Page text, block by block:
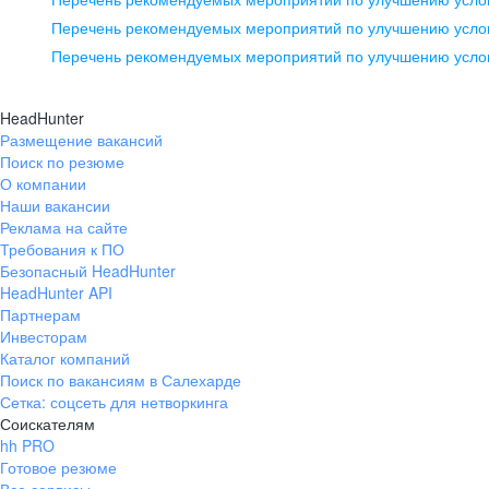
pr@ural.hh.ru
помещение 21
+7 383 207-94-64
pr@nsk.hh.ru
Перечень рекомендуемых мероприятий по улучшению
Перечень рекомендуемых мероприятий по улучшению
HeadHunter
Размещение вакансий
Поиск по резюме
О компании
Наши вакансии
Реклама на сайте
Требования к ПО
Безопасный HeadHunter
HeadHunter API
Партнерам
Инвесторам
Каталог компаний
Поиск по вакансиям в Салехарде
Сетка: соцсеть для нетворкинга
Соискателям
hh PRO
Готовое резюме